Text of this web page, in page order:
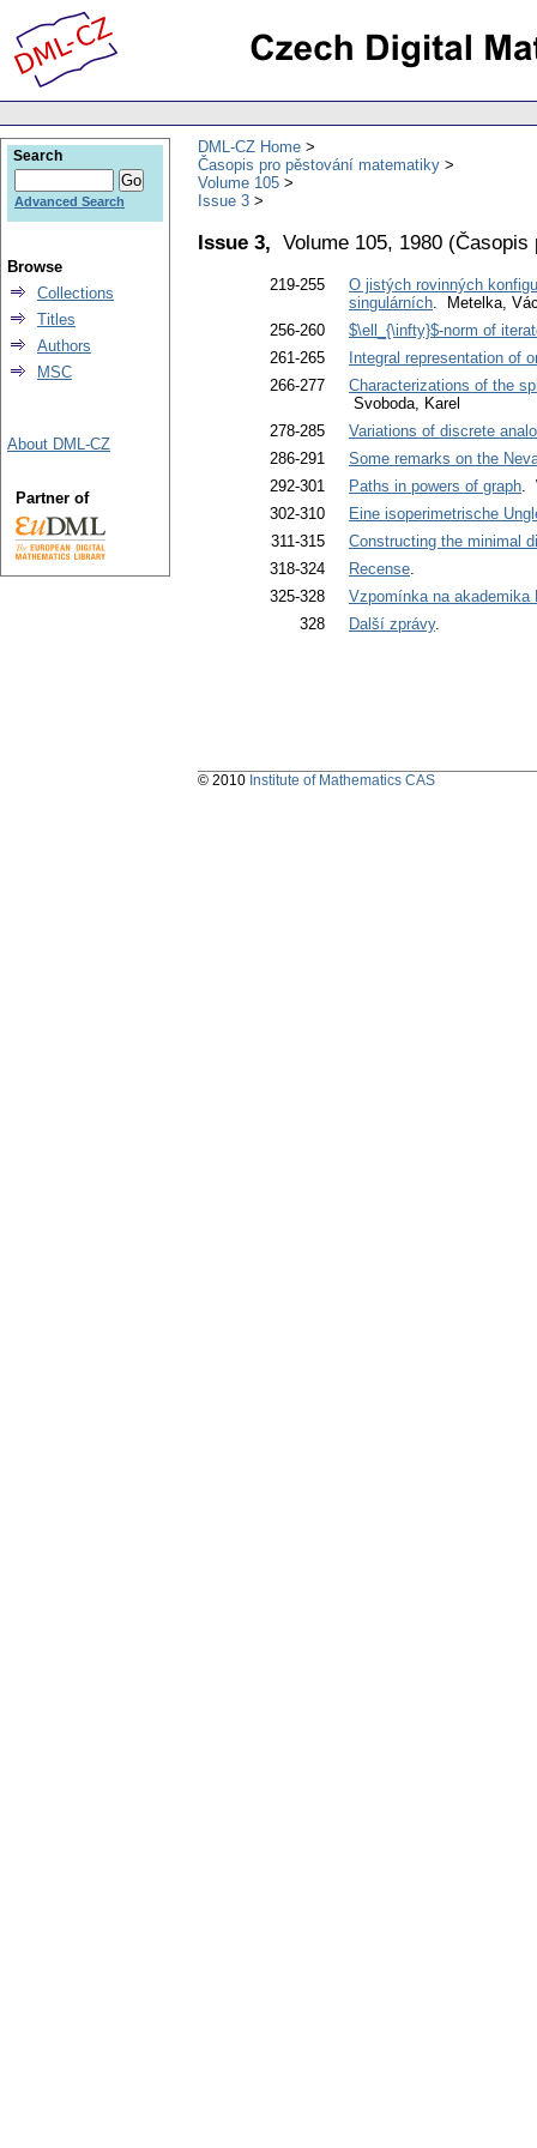
DML-CZ Home
Časopis pro pěstování matematiky
Volume 105
Issue 3
Issue 3, Volume 105, 1980 (Časopis
219-255
O jistých rovinných
singulárních. Metelka,
256-260
$\ell_{\infty}$-norm of
261-265
Integral representation of
266-277
Characterizations of the
Svoboda, Karel
278-285
Variations of discrete
286-291
Some remarks on the
292-301
Paths in powers of graph.
302-310
Eine isoperimetrische
311-315
Constructing the minimal
318-324
Recense.
325-328
Vzpomínka na akademika
328
Další zprávy.
Search
Advanced Search
Browse
Collections
Titles
Authors
MSC
About DML-CZ
Partner of
© 2010 Institute of Mathematics CAS